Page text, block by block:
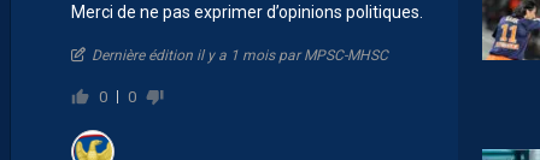
Merci de ne pas exprimer d’opinions politiques.
Dernière édition il y a 1 mois par MPSC-MHSC
0 0